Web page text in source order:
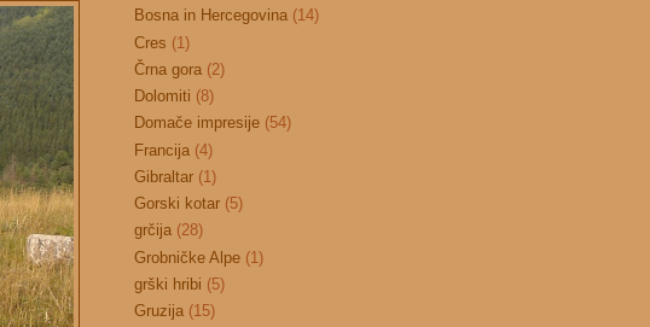
Bosna in Hercegovina (14)
Cres (1)
Črna gora (2)
Dolomiti (8)
Domače impresije (54)
Francija (4)
Gibraltar (1)
Gorski kotar (5)
grčija (28)
Grobničke Alpe (1)
grški hribi (5)
Gruzija (15)